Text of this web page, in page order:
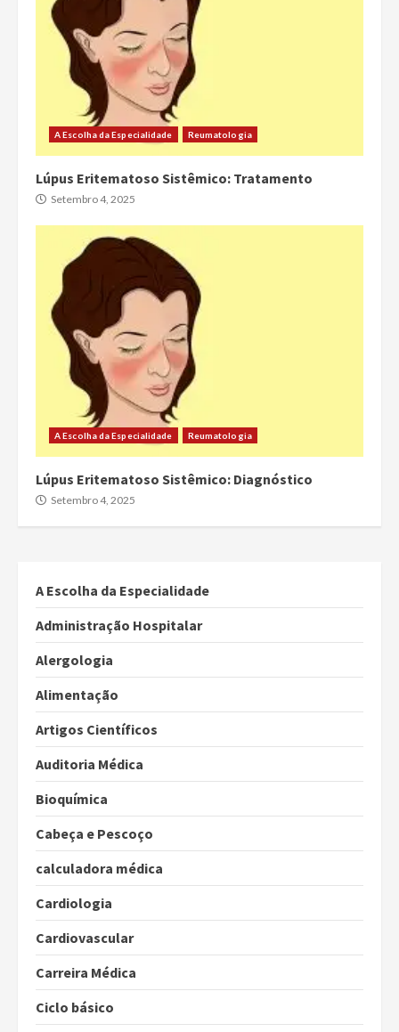
A Escolha da Especialidade Reumatologia
Lúpus Eritematoso Sistêmico: Tratamento
Setembro 4, 2025
A Escolha da Especialidade Reumatologia
Lúpus Eritematoso Sistêmico: Diagnóstico
Setembro 4, 2025
A Escolha da Especialidade
Administração Hospitalar
Alergologia
Alimentação
Artigos Científicos
Auditoria Médica
Bioquímica
Cabeça e Pescoço
calculadora médica
Cardiologia
Cardiovascular
Carreira Médica
Ciclo básico